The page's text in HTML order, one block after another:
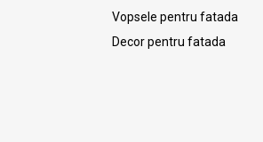
Vopsele pentru fatada
Decor pentru fatada